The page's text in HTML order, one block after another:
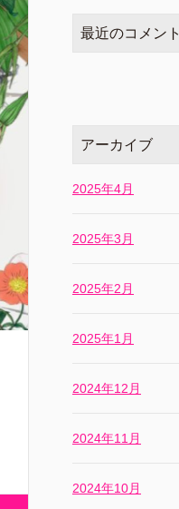
最近のコメント
アーカイブ
2025年4月
2025年3月
2025年2月
2025年1月
2024年12月
2024年11月
2024年10月